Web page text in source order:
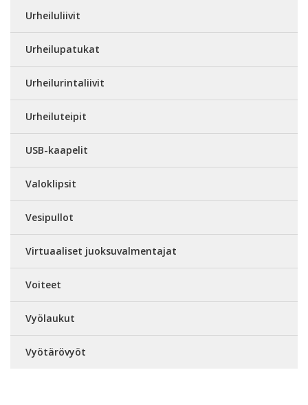
Urheiluliivit
Urheilupatukat
Urheilurintaliivit
Urheiluteipit
USB-kaapelit
Valoklipsit
Vesipullot
Virtuaaliset juoksuvalmentajat
Voiteet
Vyölaukut
Vyötärövyöt